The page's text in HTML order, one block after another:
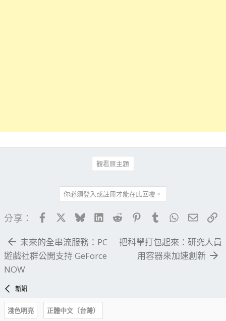
觀看原主題
你必須登入或註冊才能在此回覆。
分享： FacebookBlueskyLinkedIn
Reddit PinterestTumblrWhatsApp
電子
未來的全串流服務：PC
遊戲社群公開支持 GeForce
NOW
把科學打包起來：研究人員
用容器來加速創新
新訊
淺色明亮
正體中文（台灣）